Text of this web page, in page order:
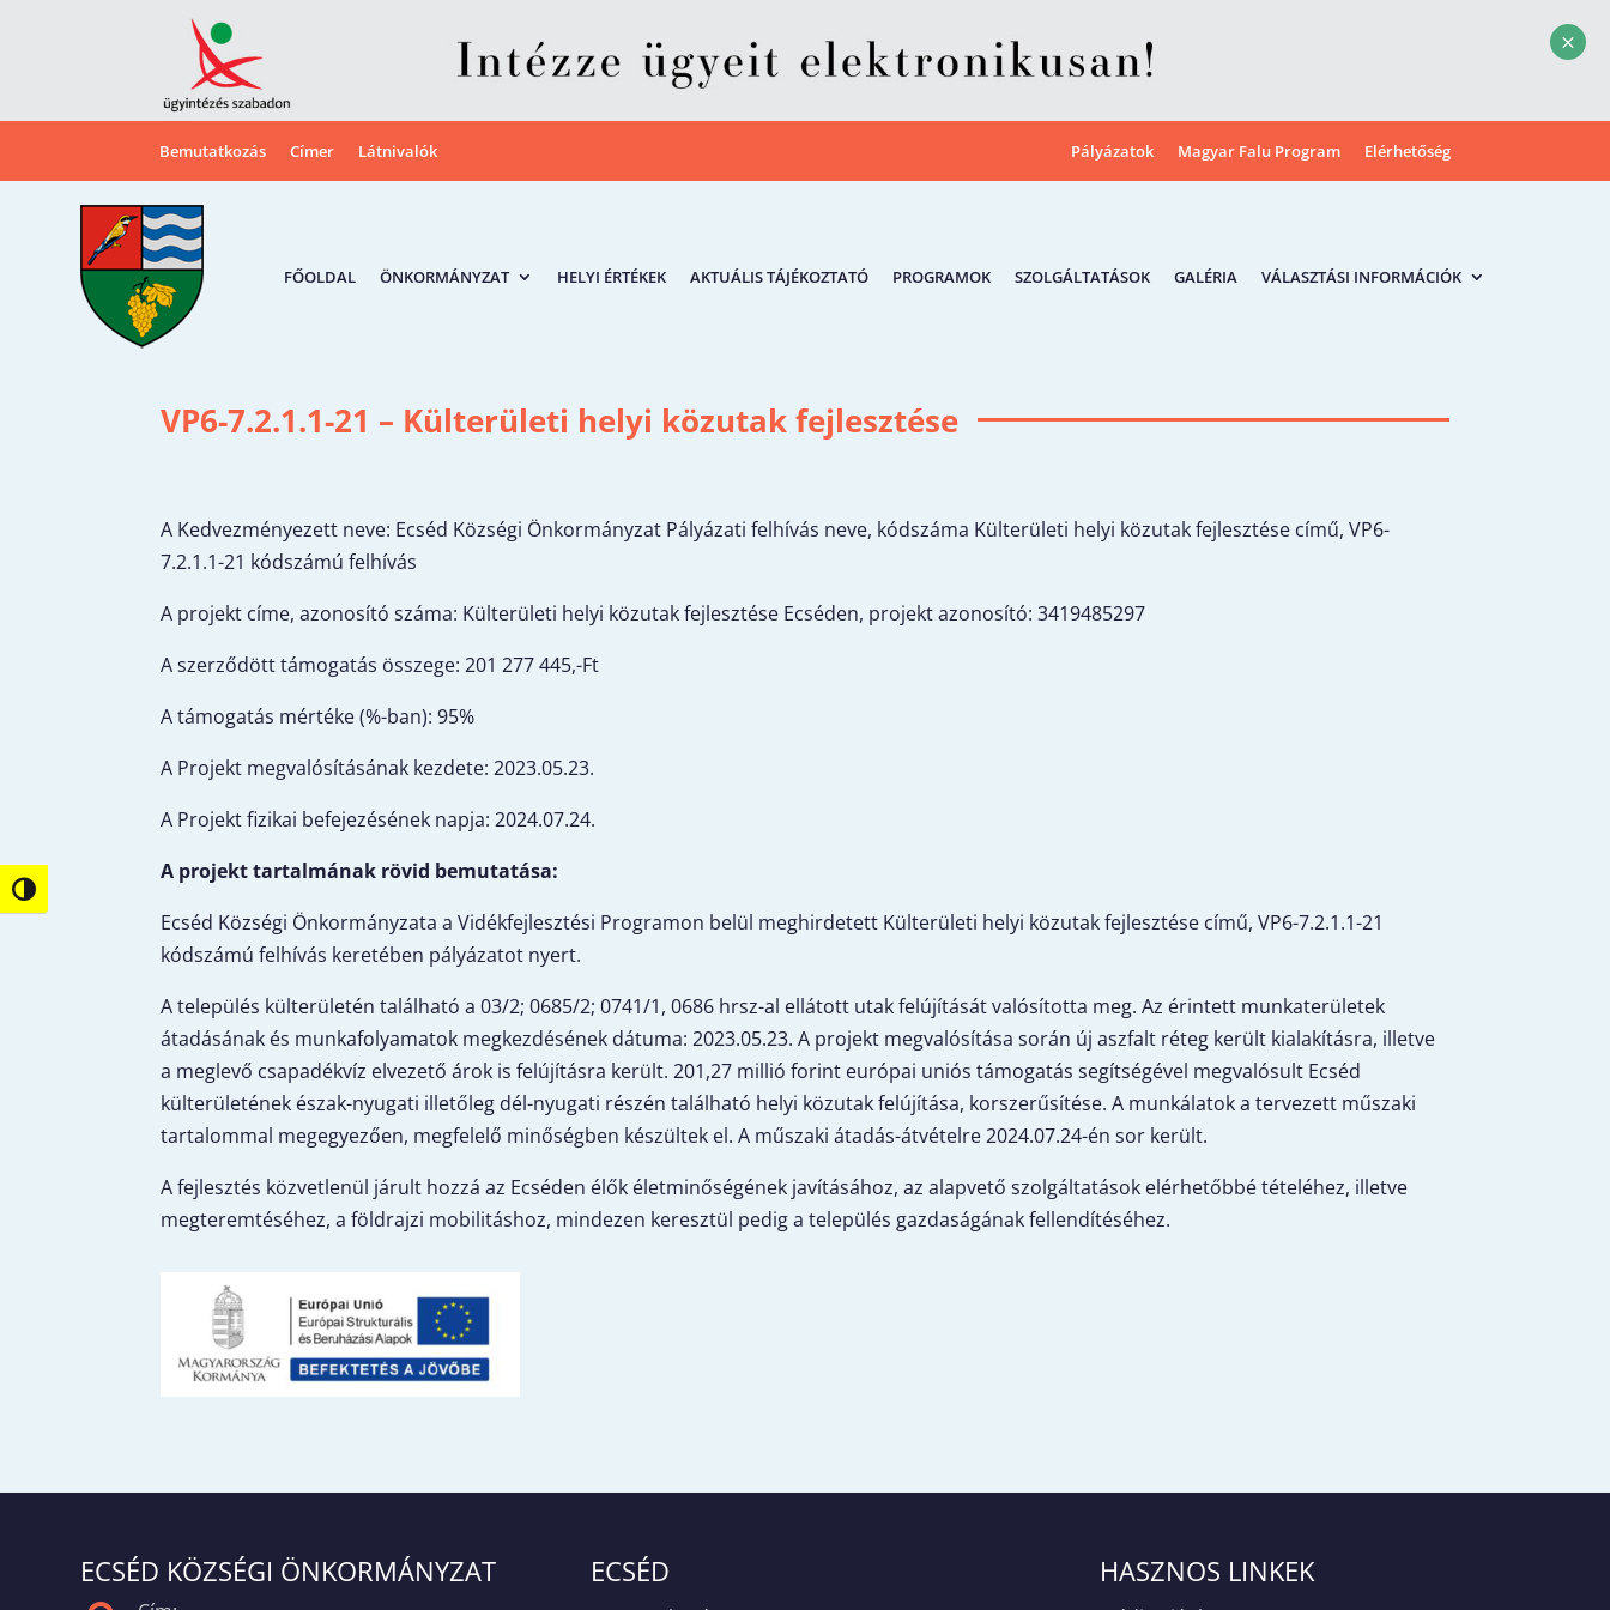
Nagy kontraszt váltása
M
Bemutatkozás Címer Látnivalók Pályázatok Magyar Falu Program Elérhetőség
FŐOLDAL ÖNKORMÁNYZAT HELYI ÉRTÉKEK AKTUÁLIS TÁJÉKOZTATÓ PROGRAMOK SZOLGÁLTATÁSOK GALÉRIA VÁLASZTÁSI INFORMÁCIÓK
VP6-7.2.1.1-21 – Külterületi helyi közutak fejlesztése
A Kedvezményezett neve: Ecséd Községi Önkormányzat Pályázati felhívás neve, kódszáma Külterületi helyi közutak fejlesztése című, VP6-
7.2.1.1-21 kódszámú felhívás
A projekt címe, azonosító száma: Külterületi helyi közutak fejlesztése Ecséden, projekt azonosító: 3419485297
A szerződött támogatás összege: 201 277 445,-Ft
A támogatás mértéke (%-ban): 95%
A Projekt megvalósításának kezdete: 2023.05.23.
A Projekt fizikai befejezésének napja: 2024.07.24.
A projekt tartalmának rövid bemutatása:
Ecséd Községi Önkormányzata a Vidékfejlesztési Programon belül meghirdetett Külterületi helyi közutak fejlesztése című, VP6-7.2.1.1-21
kódszámú felhívás keretében pályázatot nyert.
A település külterületén található a 03/2; 0685/2; 0741/1, 0686 hrsz-al ellátott utak felújítását valósította meg. Az érintett munkaterületek
átadásának és munkafolyamatok megkezdésének dátuma: 2023.05.23. A projekt megvalósítása során új aszfalt réteg került kialakításra, illetve
a meglevő csapadékvíz elvezető árok is felújításra került. 201,27 millió forint európai uniós támogatás segítségével megvalósult Ecséd
külterületének észak-nyugati illetőleg dél-nyugati részén található helyi közutak felújítása, korszerűsítése. A munkálatok a tervezett műszaki
tartalommal megegyezően, megfelelő minőségben készültek el. A műszaki átadás-átvételre 2024.07.24-én sor került.
A fejlesztés közvetlenül járult hozzá az Ecséden élők életminőségének javításához, az alapvető szolgáltatások elérhetőbbé tételéhez, illetve
megteremtéséhez, a földrajzi mobilitáshoz, mindezen keresztül pedig a település gazdaságának fellendítéséhez.
ECSÉD KÖZSÉGI ÖNKORMÁNYZAT ECSÉD HASZNOS LINKEK